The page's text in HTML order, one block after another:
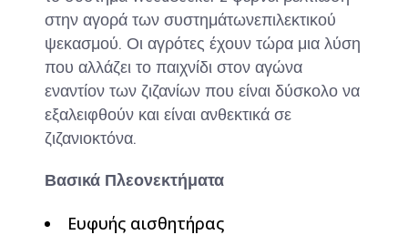
στην αγορά των συστημάτωνεπιλεκτικού
ψεκασμού. Οι αγρότες έχουν τώρα μια λύση
που αλλάζει το παιχνίδι στον αγώνα
εναντίον των ζιζανίων που είναι δύσκολο να
εξαλειφθούν και είναι ανθεκτικά σε
ζιζανιοκτόνα.
Βασικά Πλεονεκτήματα
Ευφυής αισθητήρας